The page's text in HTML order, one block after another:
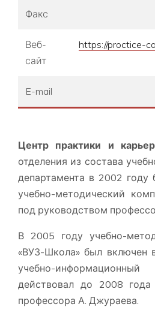
Факс
Веб-
сайт
https://proctice-
E-mail
Центр практики и
отделения из состава
департамента в 2002 году
учебно-методический
под руководством
В 2005 году учебно-
«ВУЗ-Школа» был включен
учебно-
действовал до 2008
профессора А. Джураева.